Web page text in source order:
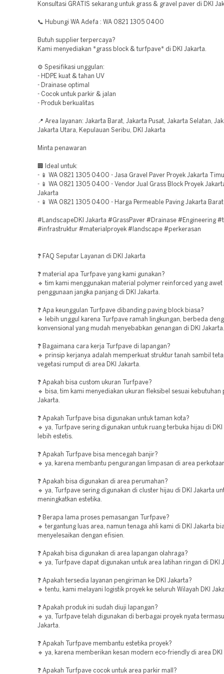
Konsultasi GRATIS sekarang untuk grass & gravel paver di DKI
📞 Hubungi WA Adefa : WA 0821 1305 0400
Butuh supplier terpercaya?
Kami menyediakan *grass block & turfpave* di DKI Jakarta.
⚙️ Spesifikasi unggulan:
- HDPE kuat & tahan UV
- Drainase optimal
- Cocok untuk parkir & jalan
- Produk berkualitas
📍 Area layanan: Jakarta Barat, Jakarta Pusat, Jakarta Selatan,
Jakarta Utara, Kepulauan Seribu, DKI Jakarta
Minta penawaran
🏢 Ideal untuk:
- 📱 WA 0821 1305 0400 - Jasa Gravel Paver Proyek Jakarta
- 📱 WA 0821 1305 0400 - Vendor Jual Grass Block Proyek
Jakarta
- 📱 WA 0821 1305 0400 - Harga Permeable Paving Jakarta
#LandscapeDKI Jakarta #GrassPaver #Drainase #Engineering
#infrastruktur #materialproyek #landscape #perkerasan
❓ FAQ Seputar Layanan di DKI Jakarta
❓ material apa Turfpave yang kami gunakan?
🔹 tim kami menggunakan material polymer reinforced yang awet
penggunaan jangka panjang di DKI Jakarta.
❓ Apa keunggulan Turfpave dibanding paving block biasa?
🔹 lebih unggul karena Turfpave ramah lingkungan, berbeda
konvensional yang mudah menyebabkan genangan di DKI Jakarta.
❓ Bagaimana cara kerja Turfpave di lapangan?
🔹 prinsip kerjanya adalah memperkuat struktur tanah sambil
vegetasi rumput di area DKI Jakarta.
❓ Apakah bisa custom ukuran Turfpave?
🔹 bisa, tim kami menyediakan ukuran fleksibel sesuai kebutuhan
Jakarta.
❓ Apakah Turfpave bisa digunakan untuk taman kota?
🔹 ya, Turfpave sering digunakan untuk ruang terbuka hijau di
lebih estetis.
❓ Apakah Turfpave bisa mencegah banjir?
🔹 ya, karena membantu pengurangan limpasan di area
❓ Apakah bisa digunakan di area perumahan?
🔹 ya, Turfpave sering digunakan di cluster hijau di DKI Jakarta
meningkatkan estetika.
❓ Berapa lama proses pemasangan Turfpave?
🔹 tergantung luas area, namun tenaga ahli kami di DKI Jakarta
menyelesaikan dengan efisien.
❓ Apakah bisa digunakan di area lapangan olahraga?
🔹 ya, Turfpave dapat digunakan untuk area latihan ringan di DKI
❓ Apakah tersedia layanan pengiriman ke DKI Jakarta?
🔹 tentu, kami melayani logistik proyek ke seluruh Wilayah DKI
❓ Apakah produk ini sudah diuji lapangan?
🔹 ya, Turfpave telah digunakan di berbagai proyek nyata
Jakarta.
❓ Apakah Turfpave membantu estetika proyek?
🔹 ya, karena memberikan kesan modern eco-friendly di area DKI
❓ Apakah Turfpave cocok untuk area parkir mall?